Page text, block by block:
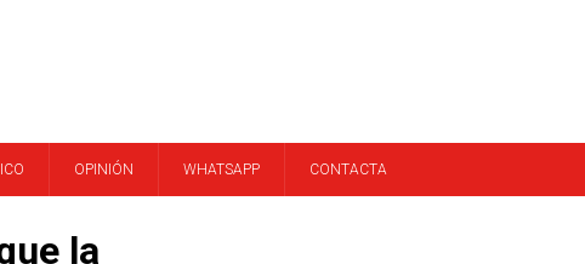
OPINIÓN WHATSAPP CONTACTA
la